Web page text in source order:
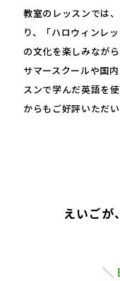
教室のレッスンでは
り、「ハロウィンレ
の文化を楽しみなが
サマースクールや国
スンで学んだ英語を
からもご好評いただい
えいごが
＼